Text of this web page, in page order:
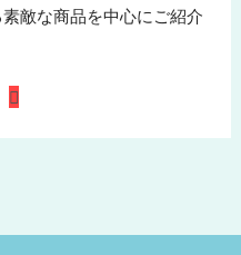
敵な商品を中心にご紹介